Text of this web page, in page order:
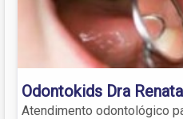
Odontokids Dra
Atendimento odontológico